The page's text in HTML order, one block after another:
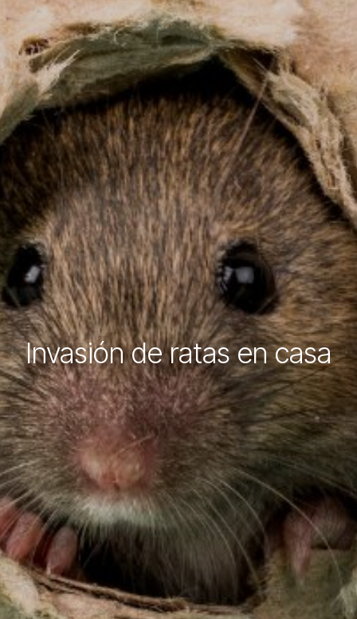
Invasión de ratas en casa